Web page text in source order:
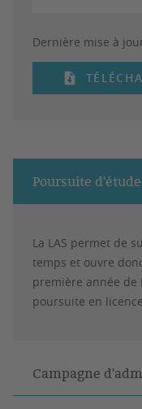
Dernière mise à
Poursuite
La LAS permet de
temps et ouvre
première année de
poursuite en licence
Campagne